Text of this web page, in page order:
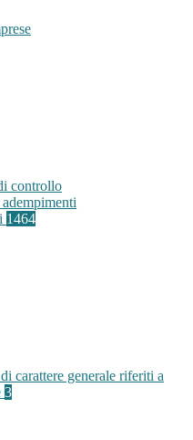
controllo
1464
carattere generale riferiti a
3